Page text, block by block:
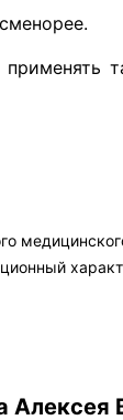
Алексея